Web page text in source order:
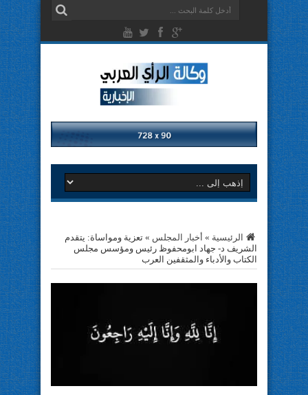
الرئيسية » أخبار المجلس » تعزية ومواساة: يتقدم
الشريف د- جهاد ابومحفوظ رئيس ومؤسس مجلس
الكتاب والأدباء والمثقفين العرب